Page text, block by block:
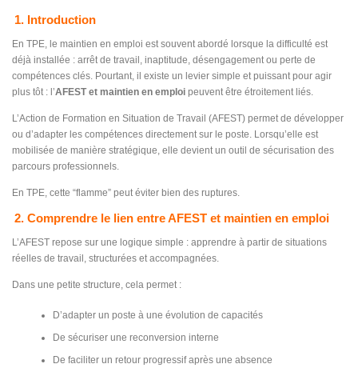
1. Introduction
En TPE, le maintien en emploi est souvent abordé lorsque la difficulté est
déjà installée : arrêt de travail, inaptitude, désengagement ou perte de
compétences clés. Pourtant, il existe un levier simple et puissant pour agir
plus tôt : l’AFEST et maintien en emploi peuvent être étroitement liés.
L’Action de Formation en Situation de Travail (AFEST) permet de développer
ou d’adapter les compétences directement sur le poste. Lorsqu’elle est
mobilisée de manière stratégique, elle devient un outil de sécurisation des
parcours professionnels.
En TPE, cette “flamme” peut éviter bien des ruptures.
2. Comprendre le lien entre AFEST et maintien en emploi
L’AFEST repose sur une logique simple : apprendre à partir de situations
réelles de travail, structurées et accompagnées.
Dans une petite structure, cela permet :
D’adapter un poste à une évolution de capacités
De sécuriser une reconversion interne
De faciliter un retour progressif après une absence